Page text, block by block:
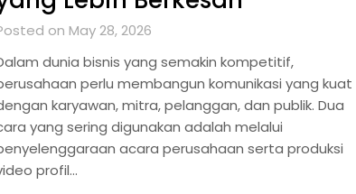
on May 28, 2026
dunia bisnis yang semakin kompetitif,
perlu membangun komunikasi yang kuat
karyawan, mitra, pelanggan, dan publik. Dua
yang sering digunakan adalah melalui
acara perusahaan serta produksi
profil…